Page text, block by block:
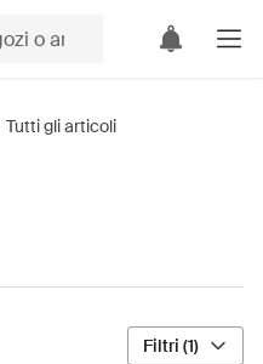
Tutti gli articoli
Filtri (1)